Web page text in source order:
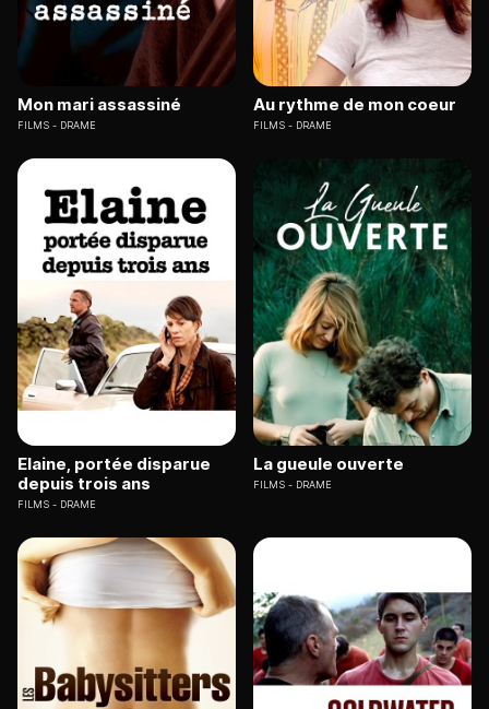
Mon mari assassiné
FILMS DRAME
Au rythme de mon coeur
FILMS DRAME
Elaine, portée disparue
depuis trois ans
FILMS DRAME
La gueule ouverte
FILMS DRAME